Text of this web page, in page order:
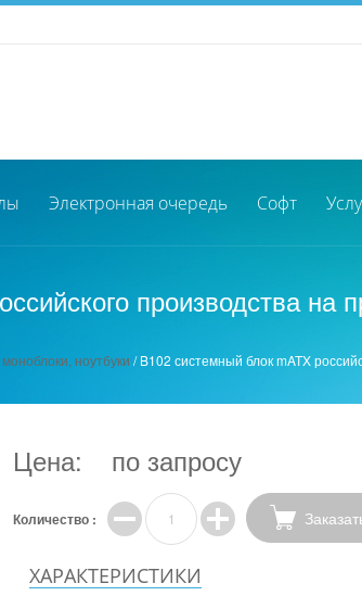
Электронная очередь Софт
производства
ноутбуки /B102 системный блок mATX
Цена: по запросу
Количество :
ХАРАКТЕРИСТИКИ